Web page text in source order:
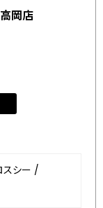
岡店
スシー /